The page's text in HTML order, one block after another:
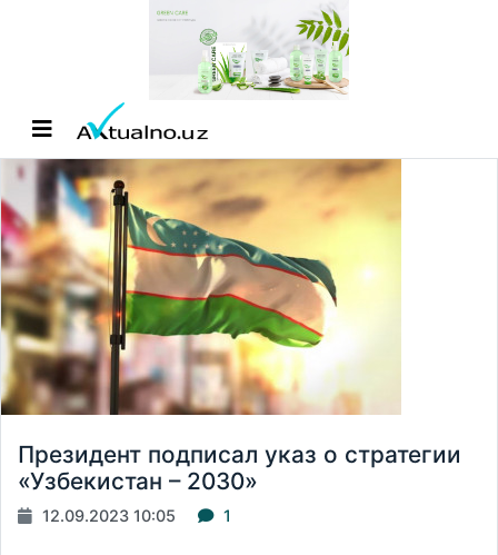
Президент подписал указ о стратегии
«Узбекистан – 2030»
12.09.2023 10:05 1